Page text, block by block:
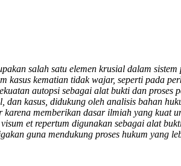
salah satu elemen krusial dalam
kasus kematian tidak wajar, seperti pada
autopsi sebagai alat bukti dan
dan kasus, didukung oleh analisis bahan
memberikan dasar ilmiah yang kuat
et repertum digunakan sebagai alat
guna mendukung proses hukum yang